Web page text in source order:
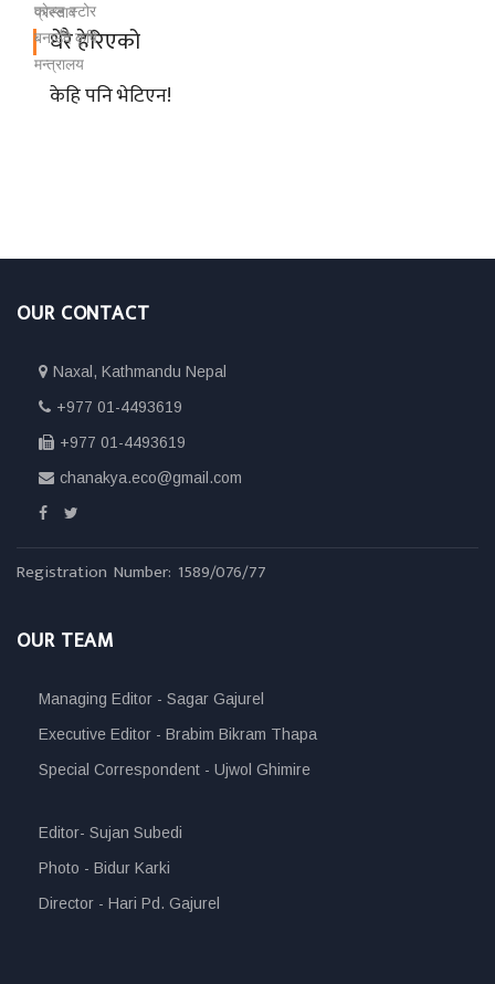
धेरै हेरिएको
केहि पनि भेटिएन!
OUR CONTACT
Naxal, Kathmandu Nepal
+977 01-4493619
+977 01-4493619
chanakya.eco@gmail.com
Registration Number: 1589/076/77
OUR TEAM
Managing Editor - Sagar Gajurel
Executive Editor - Brabim Bikram Thapa
Special Correspondent - Ujwol Ghimire
Editor- Sujan Subedi
Photo - Bidur Karki
Director - Hari Pd. Gajurel